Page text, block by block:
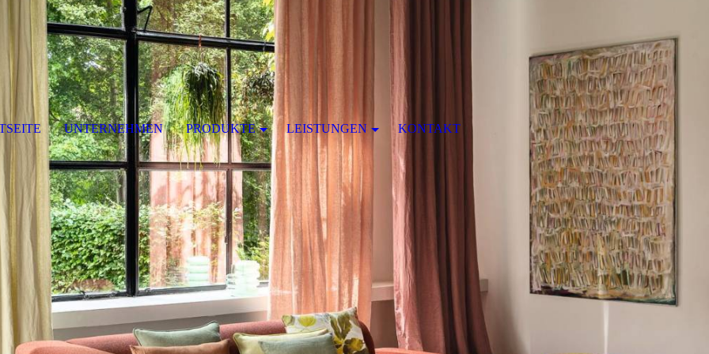
UNTERNEHMEN PRODUKTE LEISTUNGEN KONTAKT